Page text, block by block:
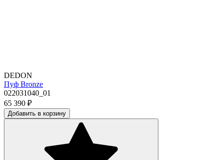
DEDON
Пуф Bronze
022031040_01
65 390 ₽
Добавить в корзину